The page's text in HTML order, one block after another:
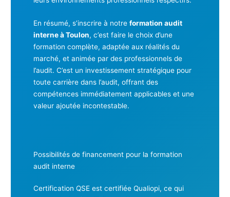
En résumé, s’inscrire à notre formation audit
interne à Toulon, c’est faire le choix d’une
formation complète, adaptée aux réalités du
marché, et animée par des professionnels de
l’audit. C’est un investissement stratégique pour
toute carrière dans l’audit, offrant des
compétences immédiatement applicables et une
valeur ajoutée incontestable.
Possibilités de financement pour la formation
audit interne
Certification QSE est certifiée Qualiopi, ce qui